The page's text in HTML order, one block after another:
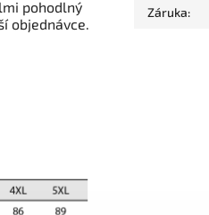
pohodlný
objednávce.
Záruka: